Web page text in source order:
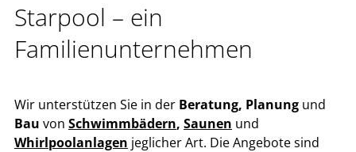
Starpool – ein
Familienunternehmen
Wir unterstützen Sie in der Beratung, Planungund
Bau von Schwimmbädern, Saunen und
Whirlpoolanlagen jeglicher Art. Die Angebote sind